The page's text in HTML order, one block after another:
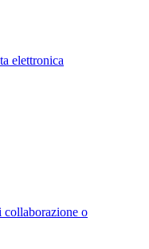
elettronica
o